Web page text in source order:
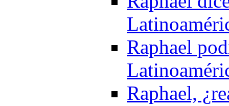
Raphael
Raphael,